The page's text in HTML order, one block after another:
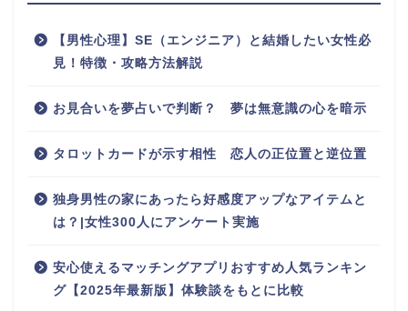
【男性心理】SE（エンジニア）と結婚したい女性必
見！特徴・攻略方法解説
お見合いを夢占いで判断？ 夢は無意識の心を暗示
タロットカードが示す相性 恋人の正位置と逆位置
独身男性の家にあったら好感度アップなアイテムと
は？|女性300人にアンケート実施
安心使えるマッチングアプリおすすめ人気ランキン
グ【2025年最新版】体験談をもとに比較